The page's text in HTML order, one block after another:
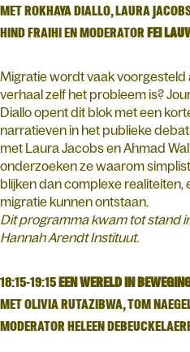
MET ROKHAYA DIALLO, LAURA
HIND FRAIHI EN MODERATORFEI
Migratie wordt vaak voorgesteld
verhaal zelf het probleem is?
Diallo opent dit blok met een
narratieven in het publieke
met Laura Jacobs en Ahmad
onderzoeken ze waarom
blijken dan complexe realiteiten,
migratie kunnen ontstaan.
Dit programma kwam tot stand
Hannah Arendt Instituut.
18:15-19:15EEN WERELD IN
MET OLIVIA RUTAZIBWA, TOM
MODERATOR HELEEN